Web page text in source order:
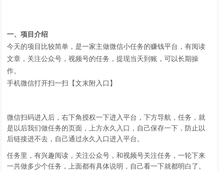
一、项目介绍
今天的项目比较简单，是一家主做微信小任务的赚钱平台，有阅读
文章，关注公众号，视频号的任务，提现当天到账，可以长期操
作。
手机微信打开扫一扫【文末附入口】
微信扫码进入后，右下角授权一下进入平台，下方导航，任务，就
是以后我们做任务的页面，上方永久入口，自己保存一下，防止以
后链接进不去，自己通过永久入口进入平台。
任务里，有兴趣阅读，关注公众号，和视频号关注任务，一轮下来
一共做多少个任务，上面都有具体说明，自己看一下就都明白了。